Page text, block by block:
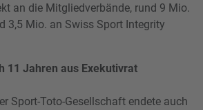
an die Mitgliedverbände, rund 9 Mio.
3,5 Mio. an Swiss Sport Integrity
11 Jahren aus Exekutivrat
Sport-Toto-Gesellschaft endete auch